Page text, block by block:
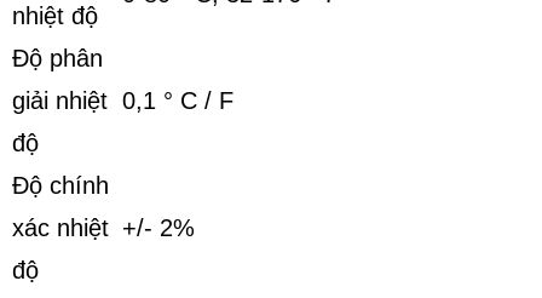
nhiệt độ
Độ phân
giải nhiệt
độ
0,1 ° C / F
Độ chính
xác nhiệt
độ
+/- 2%